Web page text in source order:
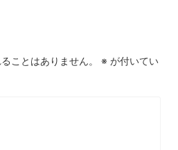
ことはありません。 ※ が付いてい